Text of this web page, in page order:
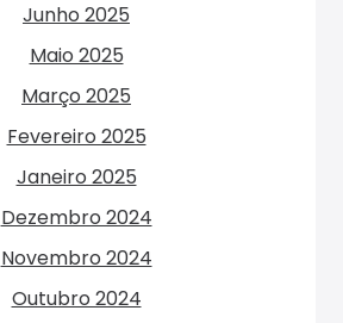
Junho 2025
Maio 2025
Março 2025
Fevereiro 2025
Janeiro 2025
Dezembro 2024
Novembro 2024
Outubro 2024